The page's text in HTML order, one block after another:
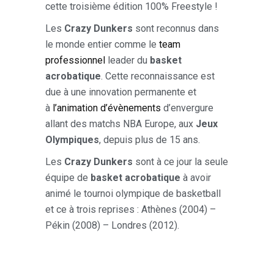
cette troisième édition 100% Freestyle !
Les Crazy Dunkers sont reconnus dans
le monde entier comme le team
professionnel
leader du basket
acrobatique. Cette reconnaissance est
due à une innovation permanente et
à l’animation d’évènements d’envergure
allant des matchs NBA Europe, aux Jeux
Olympiques, depuis plus de 15 ans.
Les Crazy Dunkers sont à ce jour la seule
équipe de basket acrobatique à avoir
animé le tournoi olympique de basketball
et ce à trois reprises : Athènes (2004) –
Pékin (2008) – Londres (2012).